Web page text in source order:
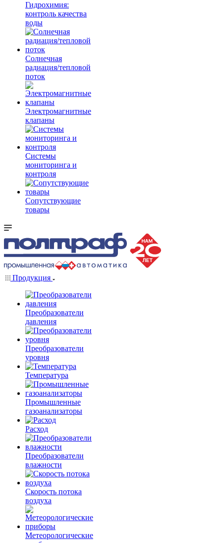
Гидрохимия:
контроль качества
воды
Солнечная
радиация/тепловой
поток
Электромагнитные
клапаны
Системы
мониторинга и
контроля
Сопутствующие
товары
Продукция
Преобразователи
давления
Преобразователи
уровня
Температура
Промышленные
газоанализаторы
Расход
Преобразователи
влажности
Скорость потока
воздуха
Метеорологические